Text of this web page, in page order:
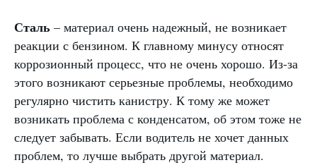
Сталь – материал очень надежный, не возникает
реакции с бензином. К главному минусу относят
коррозионный процесс, что не очень хорошо. Из-за
этого возникают серьезные проблемы, необходимо
регулярно чистить канистру. К тому же может
возникать проблема с конденсатом, об этом тоже не
следует забывать. Если водитель не хочет данных
проблем, то лучше выбрать другой материал.